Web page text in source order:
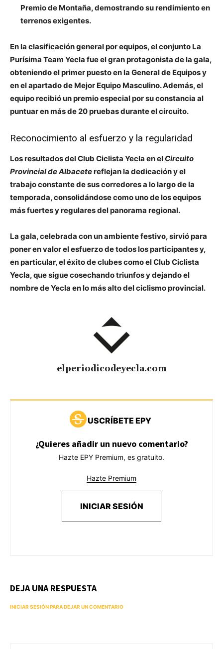
Premio de Montaña, demostrando su rendimiento en
terrenos exigentes.
En la clasificación general por equipos, el conjunto La
Purísima Team Yecla fue el gran protagonista de la gala,
obteniendo el primer puesto en la General de Equiposy
en el apartado de Mejor Equipo Masculino. Además, el
equipo recibió unpremio especialpor su constancia al
puntuar enmás de 20 pruebasdurante el circuito.
Reconocimiento al esfuerzo y la regularidad
Los resultados del Club Ciclista Yecla en el Circuito
Provincial de Albacetereflejan la dedicación y el
trabajo constante de sus corredores a lo largo de la
temporada, consolidándose como uno de los equipos
más fuertes y regulares del panorama regional.
La gala, celebrada con un ambiente festivo, sirvió para
poner en valor el esfuerzo de todos los participantes y,
en particular, el éxito de clubes como elClub Ciclista
Yecla, que sigue cosechando triunfos y dejando el
nombre de Yecla en lo más alto del ciclismo provincial.
elperiodicodeyecla.com
USCRÍBETE EPY
¿Quieres añadir un nuevo comentario?
Hazte EPY Premium, es gratuito.
Hazte Premium
INICIAR SESIÓN
DEJA UNA RESPUESTA
INICIAR SESIÓN PARA DEJAR UN COMENTARIO